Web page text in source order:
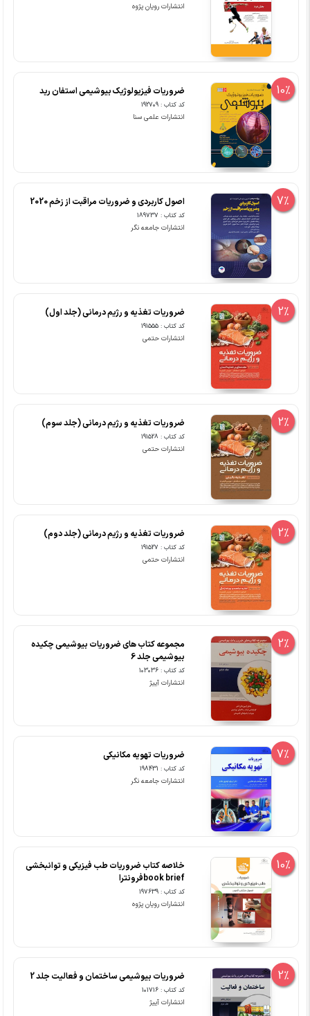
انتشارات رویان پژوه
10% ضروریات فیزیولوژیک بیوشیمی استفان رید
کد کتاب : 192709
انتشارات علمی سنا
7% اصول کاربردی و ضروریات مراقبت از زخم 2020
کد کتاب : 189737
انتشارات جامعه نگر
2% ضروریات تغذیه و رژیم درمانی (جلد اول)
کد کتاب : 191555
انتشارات حتمی
2% ضروریات تغذیه و رژیم درمانی (جلد سوم)
کد کتاب : 191528
انتشارات حتمی
2% ضروریات تغذیه و رژیم درمانی (جلد دوم)
کد کتاب : 191527
انتشارات حتمی
2%
مجموعه کتاب های ضروریات بیوشیمی چکیده
بیوشیمی جلد 6
کد کتاب : 103036
انتشارات آییژ
7% ضروریات تهویه مکانیکی
کد کتاب : 198431
انتشارات جامعه نگر
10%
خلاصه کتاب ضروریات طب فیزیکی و توانبخشی
book briefفرونترا
کد کتاب : 197639
انتشارات رویان پژوه
2% ضروریات بیوشیمی ساختمان و فعالیت جلد 2
کد کتاب : 101716
انتشارات آییژ